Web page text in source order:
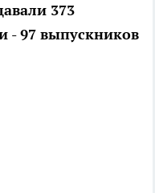
373
- 97 выпускников